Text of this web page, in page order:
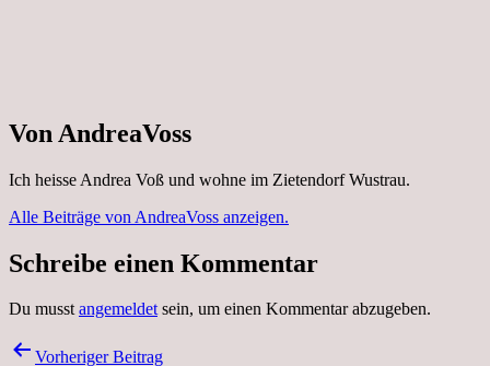
Von AndreaVoss
Ich heisse Andrea Voß und wohne im Zietendorf Wustrau.
Alle Beiträge von AndreaVoss anzeigen.
Schreibe einen Kommentar
Du musstangemeldetsein, um einen Kommentar abzugeben.
Beitragsnavigation
Vorheriger Beitrag